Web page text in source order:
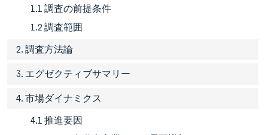
1.1 調査の前提条件
1.2 調査範囲
2. 調査方法論
3. エグゼクティブサマリー
4. 市場ダイナミクス
4.1 推進要因